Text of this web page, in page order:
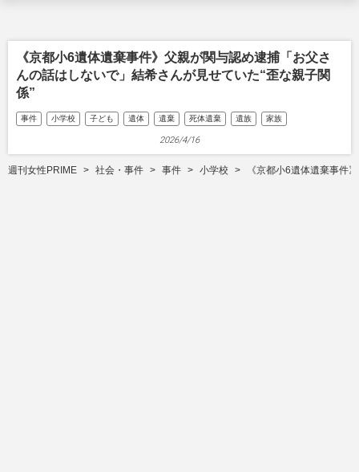
《京都小6遺体遺棄事件》父親が関与認め逮捕「お父さ
んの話はしないで」結希さんが見せていた“歪な親子関
係”
事件 小学校 子ども 遺体 遺棄 死体遺棄 遺族 家族
2026/4/16
週刊女性PRIME 社会・事件 事件 小学校 《京都小6遺体遺棄事件